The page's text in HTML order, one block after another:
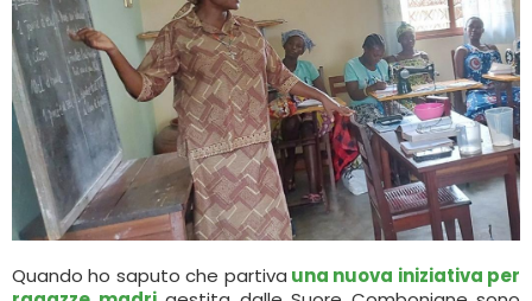
Quando ho saputo che partiva una nuova iniziativa per